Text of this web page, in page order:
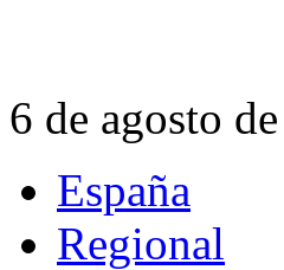
6 de agosto
España
Regional